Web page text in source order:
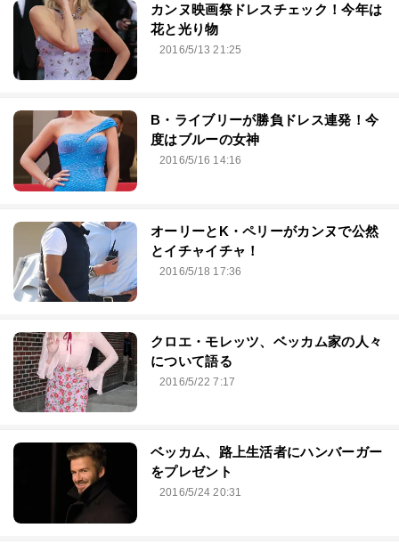
カンヌ映画祭ドレスチェック！今年は
花と光り物
2016/5/13 21:25
B・ライブリーが勝負ドレス連発！今
度はブルーの女神
2016/5/16 14:16
オーリーとK・ペリーがカンヌで公然
とイチャイチャ！
2016/5/18 17:36
クロエ・モレッツ、ベッカム家の人々
について語る
2016/5/22 7:17
ベッカム、路上生活者にハンバーガー
をプレゼント
2016/5/24 20:31